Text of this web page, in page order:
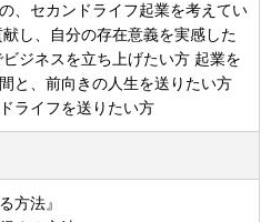
、セカンドライフ起業を考えてい
し、自分の存在意義を実感した
ジネスを立ち上げたい方 起業を
と、前向きの人生を送りたい方
ライフを送りたい方
方法』